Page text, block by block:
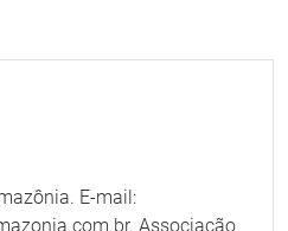
E-mail:
Associação